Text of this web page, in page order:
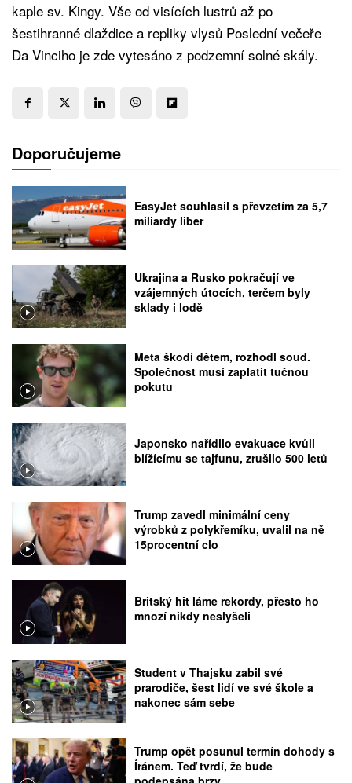
kaple sv. Kingy. Vše od visících lustrů až po
šestihranné dlaždice a repliky vlysů Poslední večeře
Da Vinciho je zde vytesáno z podzemní solné skály.
Doporučujeme
EasyJet souhlasil s převzetím za 5,7
miliardy liber
Ukrajina a Rusko pokračují ve
vzájemných útocích, terčem byly
sklady i lodě
Meta škodí dětem, rozhodl soud.
Společnost musí zaplatit tučnou
pokutu
Japonsko nařídilo evakuace kvůli
blížícímu se tajfunu, zrušilo 500 letů
Trump zavedl minimální ceny
výrobků z polykřemíku, uvalil na ně
15procentní clo
Britský hit láme rekordy, přesto ho
mnozí nikdy neslyšeli
Student v Thajsku zabil své
prarodiče, šest lidí ve své škole a
nakonec sám sebe
Trump opět posunul termín dohody s
Íránem. Teď tvrdí, že bude